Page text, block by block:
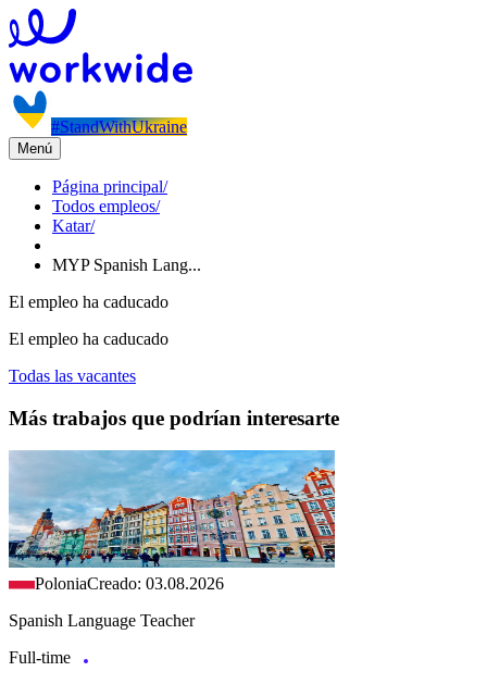
#StandWithUkraine
Menú
Página principal/
Todos empleos/
Katar/
MYP Spanish Lang...
El empleo ha caducado
El empleo ha caducado
Todas las vacantes
Más trabajos que podrían interesarte
PoloniaCreado: 03.08.2026
Spanish Language Teacher
Full-time